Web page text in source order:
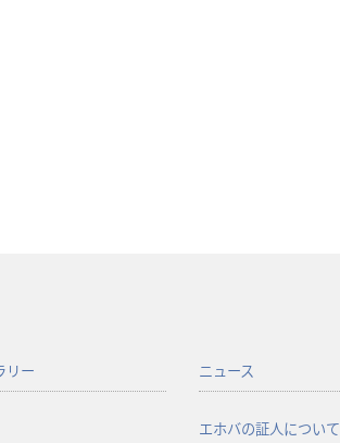
リー ニュース
エホバの証人について